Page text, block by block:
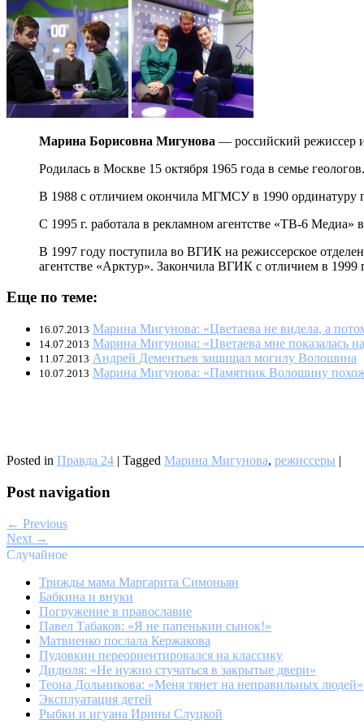
Марина Борисовна Мигунова — российский режиссер
Родилась в Москве 15 октября 1965 года в семье геологов.
В 1988 с отличием окончила МГМСУ в 1990 ординатуру
С 1995 г. работала в рекламном агентстве «ТВ-6 Медиа»
В 1997 году поступила во ВГИК на режиссерское
агентстве «Арктур». Закончила ВГИК с отличием в
Еще по теме:
16.07.2013 Марина Мигунова: «Цветаева не видела, а
14.07.2013 Марина Мигунова: «Цветаева мне показалась
11.07.2013 Андрей Дементьев защищал могилу Волошина
10.07.2013 Марина Мигунова: «Памятник Волошину
Posted in Правда 24 | Tagged Марина Мигунова, режиссеры |
Post navigation
← Previous
Next →
Случайное
Трижды мама Маргарита Симоньян
Бабкина и внуки
Погружение в православие
Павел Табаков: «Я не папенькин сынок!»
Матвиенко послала Кержакова
Пудовкин переориентировался на классику
Дидюля: «Не нужно стучаться в закрытые двери»
Теона Дольникова: «Меня тянет на неправильных людей»
Эксплуатация детей
Рыбки и игуана Ирины Слуцкой